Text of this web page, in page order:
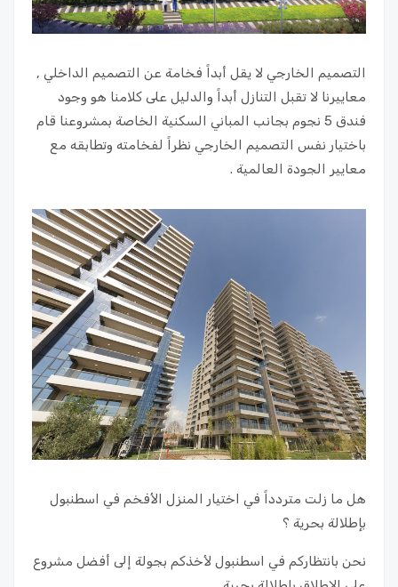
التصميم الخارجي لا يقل أبداً فخامة عن التصميم الداخلي ,
معاييرنا لا تقبل التنازل أبداً والدليل على كلامنا هو وجود
فندق 5 نجوم بجانب المباني السكنية الخاصة بمشروعنا قام
باختيار نفس التصميم الخارجي نظراً لفخامته وتطابقه مع
معايير الجودة العالمية .
هل ما زلت متردداً في اختيار المنزل الأفخم في اسطنبول
بإطلالة بحرية ؟
نحن بانتظاركم في اسطنبول لأخذكم بجولة إلى أفضل مشروع